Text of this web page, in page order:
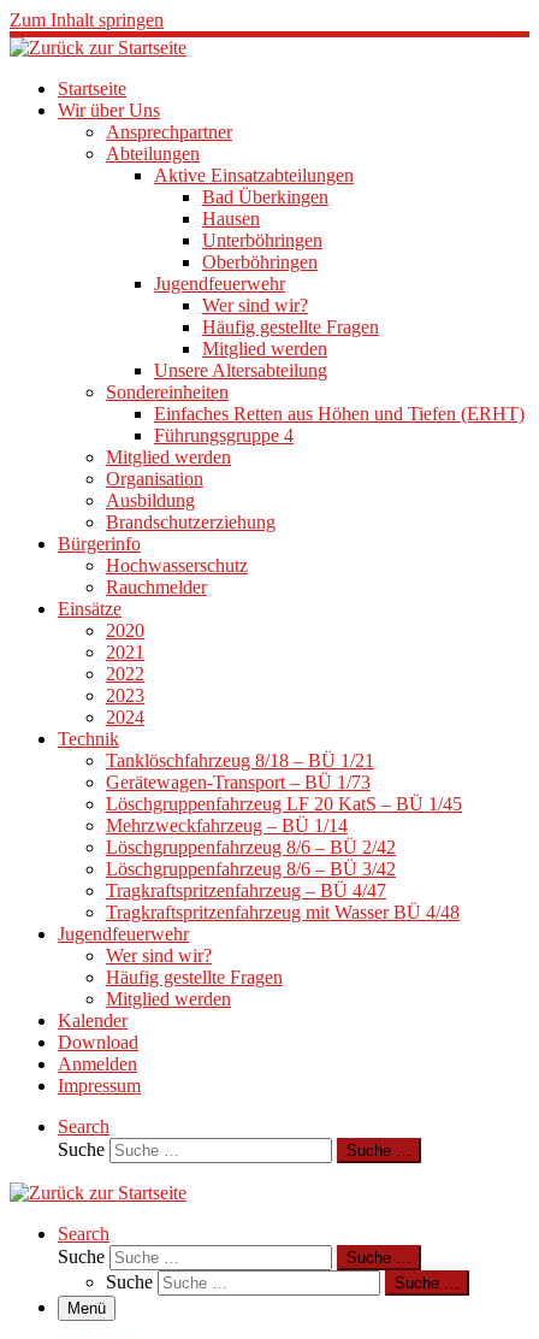
Zum Inhalt springen
Startseite
Wir über Uns
Ansprechpartner
Abteilungen
Aktive Einsatzabteilungen
Bad Überkingen
Hausen
Unterböhringen
Oberböhringen
Jugendfeuerwehr
Wer sind wir?
Häufig gestellte Fragen
Mitglied werden
Unsere Altersabteilung
Sondereinheiten
Einfaches Retten aus Höhen und Tiefen (ERHT)
Führungsgruppe 4
Mitglied werden
Organisation
Ausbildung
Brandschutzerziehung
Bürgerinfo
Hochwasserschutz
Rauchmelder
Einsätze
2020
2021
2022
2023
2024
Technik
Tanklöschfahrzeug 8/18 – BÜ 1/21
Gerätewagen-Transport – BÜ 1/73
Löschgruppenfahrzeug LF 20 KatS – BÜ 1/45
Mehrzweckfahrzeug – BÜ 1/14
Löschgruppenfahrzeug 8/6 – BÜ 2/42
Löschgruppenfahrzeug 8/6 – BÜ 3/42
Tragkraftspritzenfahrzeug – BÜ 4/47
Tragkraftspritzenfahrzeug mit Wasser BÜ 4/48
Jugendfeuerwehr
Wer sind wir?
Häufig gestellte Fragen
Mitglied werden
Kalender
Download
Anmelden
Impressum
Search
Suche
Suche …
Search
Suche
Suche …
Suche
Suche …
Menü